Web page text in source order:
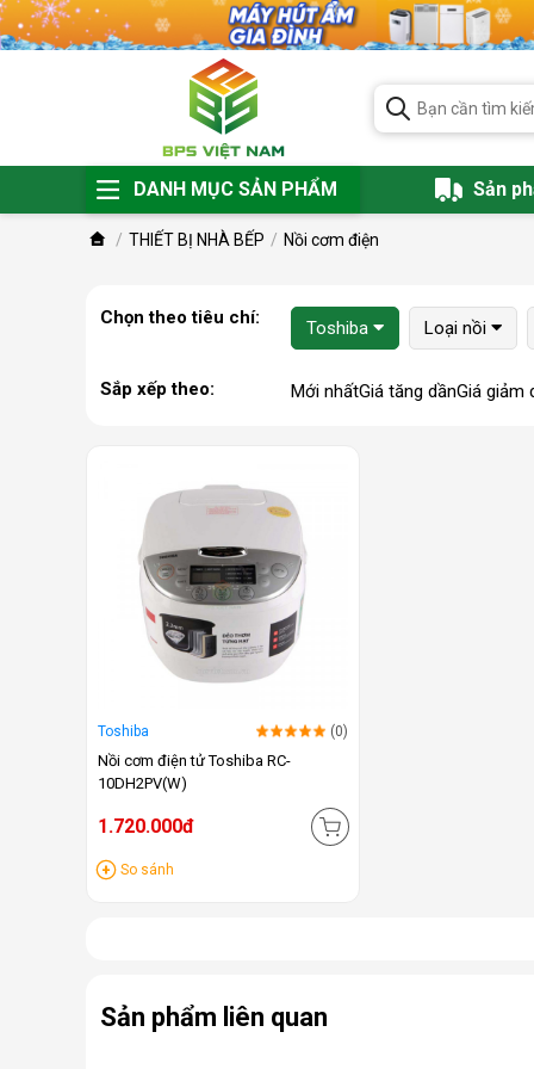
DANH MỤC SẢN PHẨM Sản
THIẾT BỊ NHÀ BẾP Nồi cơm điện
Chọn theo tiêu chí: Toshiba Loại nồi
Sắp xếp theo: Mới nhấtGiá tăng dầnGiá giảm
Toshiba (0)
Nồi cơm điện tử Toshiba RC-
10DH2PV(W)
1.720.000đ
So sánh
Sản phẩm liên quan